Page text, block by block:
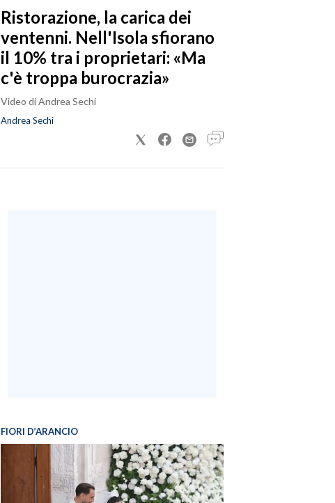
Ristorazione, la carica dei
ventenni. Nell'Isola sfiorano
il 10% tra i proprietari: «Ma
c'è troppa burocrazia»
Video di Andrea Sechi
Andrea Sechi
FIORI D’ARANCIO